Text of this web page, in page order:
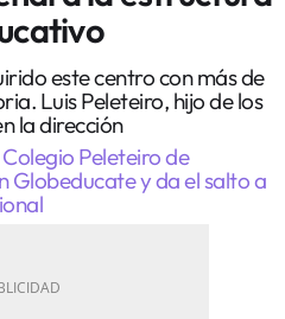
este centro con más de
Luis Peleteiro, hijo de los
la dirección
Colegio Peleteiro de
Globeducate y da el salto a